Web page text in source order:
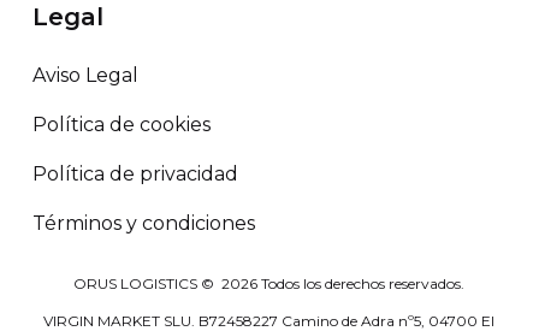
Legal
Aviso Legal
Política de cookies
Política de privacidad
Términos y condiciones
ORUS LOGISTICS ©2026 Todos los derechos reservados.
VIRGIN MARKET SLU. B72458227 Camino de Adra nº5, 04700 El